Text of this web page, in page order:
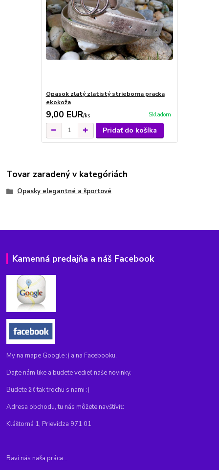
Opasok zlatý zlatistý strieborna pracka
ekokoža
9,00 EUR/ks Skladom
Pridať do košíka
Tovar zaradený v kategóriách
Opasky elegantné a športové
Kamenná predajňa a náš Facebook
My na mape Google :) a na Facebooku.
Dajte nám like a budete vedieť naše novinky.
Budete žiť tak trochu s nami :)
Adresa obchodu, tu nás môžete navštíviť:
Kláštorná 1, Prievidza 971 01
Baví nás naša práca...